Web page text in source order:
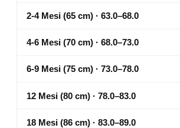
2-4 Mesi (65 cm) · 63.0–68.0
4-6 Mesi (70 cm) · 68.0–73.0
6-9 Mesi (75 cm) · 73.0–78.0
12 Mesi (80 cm) · 78.0–83.0
18 Mesi (86 cm) · 83.0–89.0